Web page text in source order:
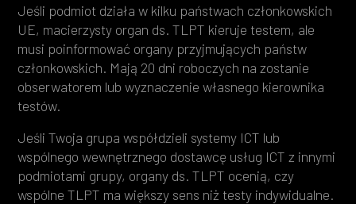
Jeśli podmiot działa w kilku państwach członkowskich
UE, macierzysty organ ds. TLPT kieruje testem, ale
musi poinformować organy przyjmujących państw
członkowskich. Mają 20 dni roboczych na zostanie
obserwatorem lub wyznaczenie własnego kierownika
testów.
Jeśli Twoja grupa współdzieli systemy ICT lub
wspólnego wewnętrznego dostawcę usług ICT z innymi
podmiotami grupy, organy ds. TLPT ocenią, czy
wspólne TLPT ma większy sens niż testy indywidualne.